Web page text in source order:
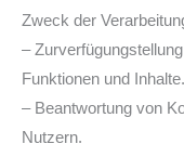
Zweck der
–
Funktionen und Inhalte.
– Beantwortung von
Nutzern.